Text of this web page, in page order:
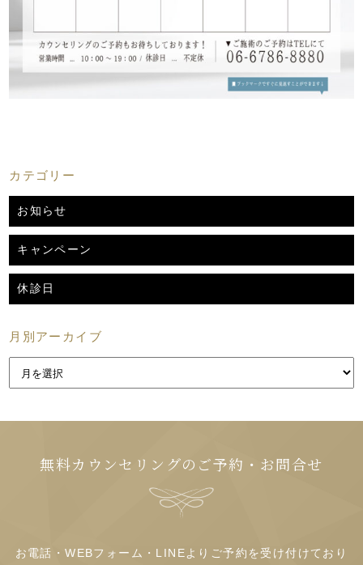
カテゴリー
お知らせ
キャンペーン
休診日
月別アーカイブ
無料カウンセリングのご予約・お問合せ
お電話・WEBフォーム・LINEよりご予約を受け付けており